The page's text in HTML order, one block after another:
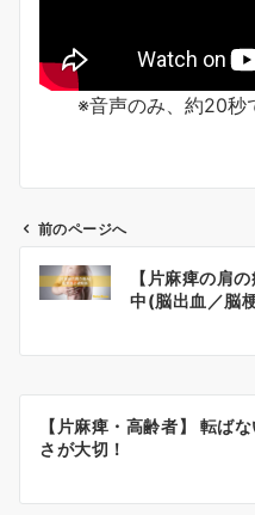
※音声のみ、約20秒
ナ
ビ
ゲ
前のページへ
【片麻痺の肩
中(脳出血／脳
【片麻痺・高齢者】 転ば
さが大切！